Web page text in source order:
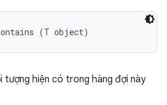
(T object)
tượng hiện có trong hàng đợi này